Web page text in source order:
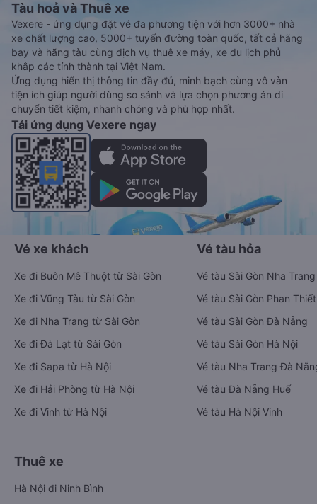
Tàu hoả và Thuê xe
Vexere - ứng dụng đặt vé đa phương tiện với hơn 3000+ nhà
xe chất lượng cao, 5000+ tuyến đường toàn quốc, tất cả hãng
bay và hãng tàu cùng dịch vụ thuê xe máy, xe du lịch phủ
khắp các tỉnh thành tại Việt Nam.
Ứng dụng hiển thị thông tin đầy đủ, minh bạch cùng vô vàn
tiện ích giúp người dùng so sánh và lựa chọn phương án di
chuyển tiết kiệm, nhanh chóng và phù hợp nhất.
Tải ứng dụng Vexere ngay
Vé xe khách
Xe đi Buôn Mê Thuột từ Sài Gòn
Xe đi Vũng Tàu từ Sài Gòn
Xe đi Nha Trang từ Sài Gòn
Xe đi Đà Lạt từ Sài Gòn
Xe đi Sapa từ Hà Nội
Xe đi Hải Phòng từ Hà Nội
Xe đi Vinh từ Hà Nội
Vé tàu hỏa
Vé tàu Sài Gòn Nha Trang
Vé tàu Sài Gòn Phan Thiết
Vé tàu Sài Gòn Đà Nẵng
Vé tàu Sài Gòn Hà Nội
Vé tàu Nha Trang Đà
Vé tàu Đà Nẵng Huế
Vé tàu Hà Nội Vinh
Thuê xe
Hà Nội đi Ninh Bình